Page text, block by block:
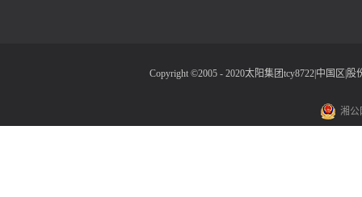
Copyright ©2005 - 2020太阳集团tcy8722|中国区|
湘公